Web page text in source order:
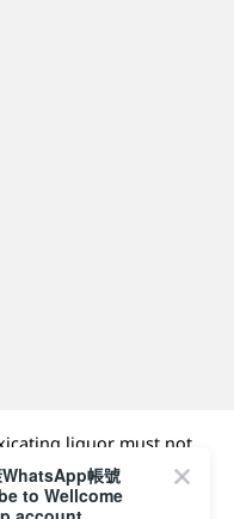
liquor must not
18) in the course of
成年人 (18 歲以下人士)
帳號
to Wellcome